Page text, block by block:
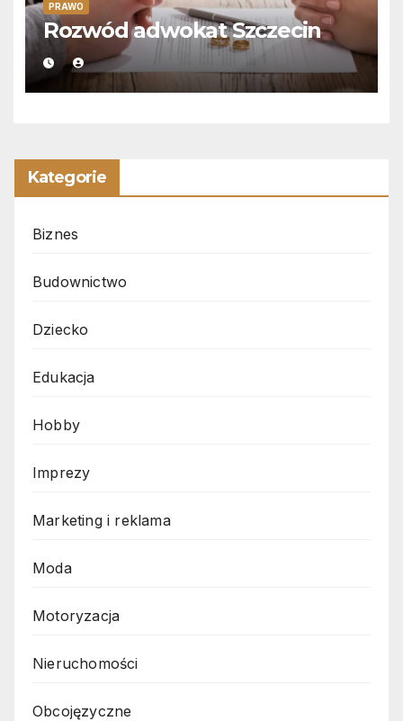
PRAWO
Rozwód adwokat Szczecin
Kategorie
Biznes
Budownictwo
Dziecko
Edukacja
Hobby
Imprezy
Marketing i reklama
Moda
Motoryzacja
Nieruchomości
Obcojęzyczne